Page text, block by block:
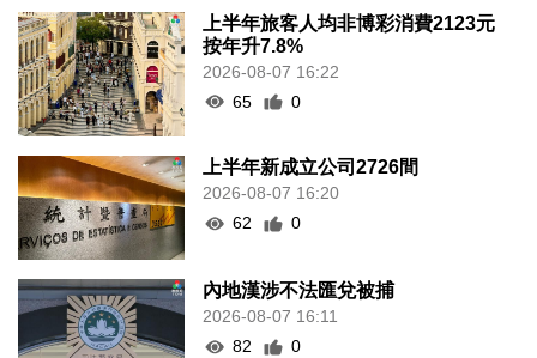
上半年旅客人均非博彩消費2123元
按年升7.8%
2026-08-07 16:22
65
0
上半年新成立公司2726間
2026-08-07 16:20
62
0
內地漢涉不法匯兌被捕
2026-08-07 16:11
82
0